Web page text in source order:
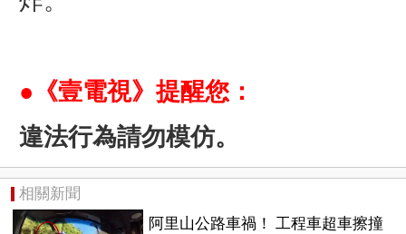
●《壹電視》提醒您：
違法行為請勿模仿。
相關新聞
阿里山公路車禍！ 工程車超車擦撞